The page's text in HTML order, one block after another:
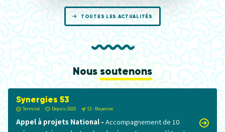
TOUTES LES ACTUALITÉS
Noussoutenons
Synergies 53
Terminé Depuis 2020 53 - Mayenne
Appel à projets National - Accompagnement de 10